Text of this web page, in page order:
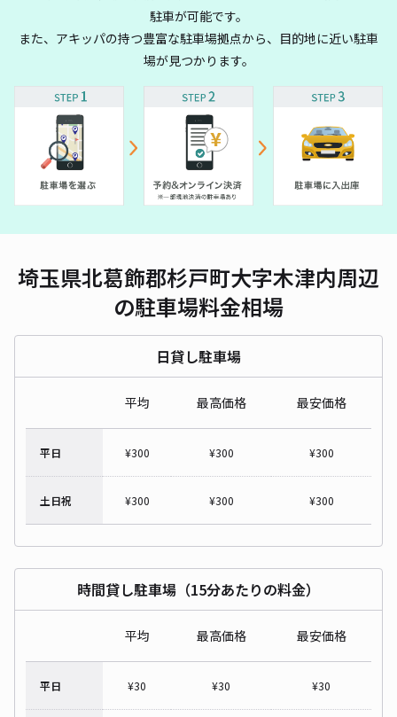
駐車が可能です。
また、アキッパの持つ豊富な駐車場拠点から、目的地に近い駐車
場が見つかります。
埼玉県北葛飾郡杉戸町大字木津内周辺
の駐車場料金相場
日貸し駐車場
平均 最高価格 最安価格
平日 ¥300 ¥300 ¥300
土日祝 ¥300 ¥300 ¥300
時間貸し駐車場（15分あたりの料金）
平均 最高価格 最安価格
平日 ¥30 ¥30 ¥30